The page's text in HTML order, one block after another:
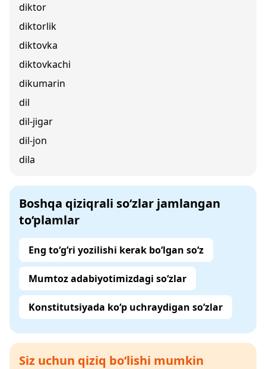
diktor
diktorlik
diktovka
diktovkachi
dikumarin
dil
dil-jigar
dil-jon
dila
Boshqa qiziqrali so‘zlar jamlangan
to‘plamlar
Eng to‘g‘ri yozilishi kerak bo‘lgan so‘z
Mumtoz adabiyotimizdagi so‘zlar
Konstitutsiyada ko‘p uchraydigan so‘zlar
Siz uchun qiziq bo‘lishi mumkin